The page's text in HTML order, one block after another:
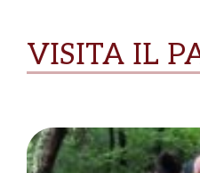
VISITA IL